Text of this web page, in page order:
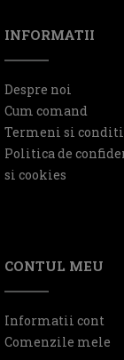
INFORMATII
Despre noi
Cum comand
Termeni si
Politica de
si cookies
CONTUL MEU
Informatii cont
Comenzile mele